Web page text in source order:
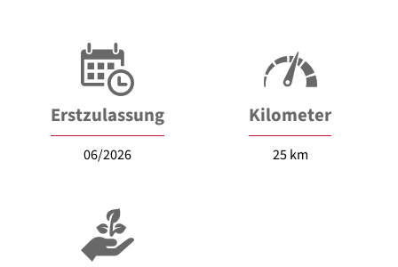
Erstzulassung
06/2026
Kilometer
25 km